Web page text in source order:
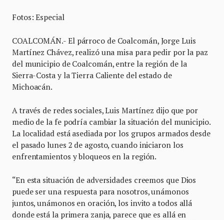
Fotos: Especial
COALCOMÁN.- El párroco de Coalcomán, Jorge Luis
Martínez Chávez, realizó una misa para pedir por la paz
del municipio de Coalcomán, entre la región de la
Sierra-Costa y la Tierra Caliente del estado de
Michoacán.
A través de redes sociales, Luis Martínez dijo que por
medio de la fe podría cambiar la situación del municipio.
La localidad está asediada por los grupos armados desde
el pasado lunes 2 de agosto, cuando iniciaron los
enfrentamientos y bloqueos en la región.
“En esta situación de adversidades creemos que Dios
puede ser una respuesta para nosotros, unámonos
juntos, unámonos en oración, los invito a todos allá
donde está la primera zanja, parece que es allá en